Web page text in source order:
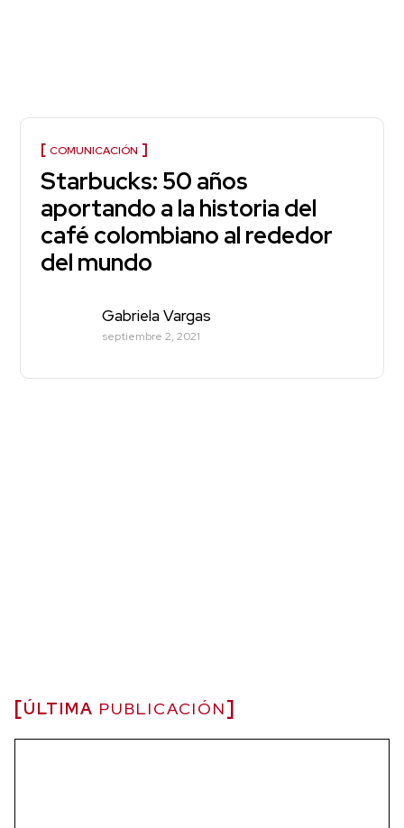
COMUNICACIÓN
Starbucks: 50 años
aportando a la historia del
café colombiano al rededor
del mundo
Gabriela Vargas
septiembre 2, 2021
ÚLTIMA PUBLICACIÓN